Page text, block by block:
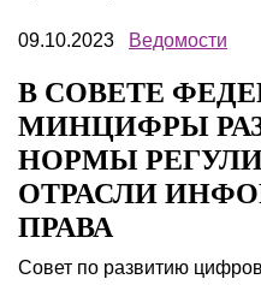
09.10.2023 Ведомости
В СОВЕТЕ
МИНЦИФРЫ
НОРМЫ
ОТРАСЛИ
ПРАВА
Совет по развитию